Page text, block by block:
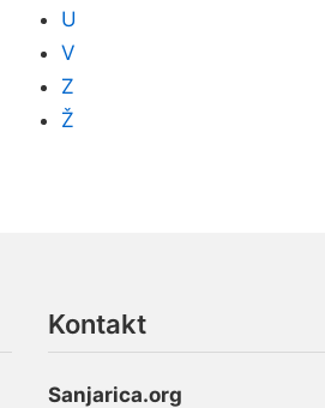
U
V
Z
Ž
Kontakt
Sanjarica.org